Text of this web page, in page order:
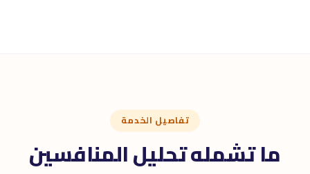
تفاصيل الخدمة
ما تشمله تحليل المنافسين